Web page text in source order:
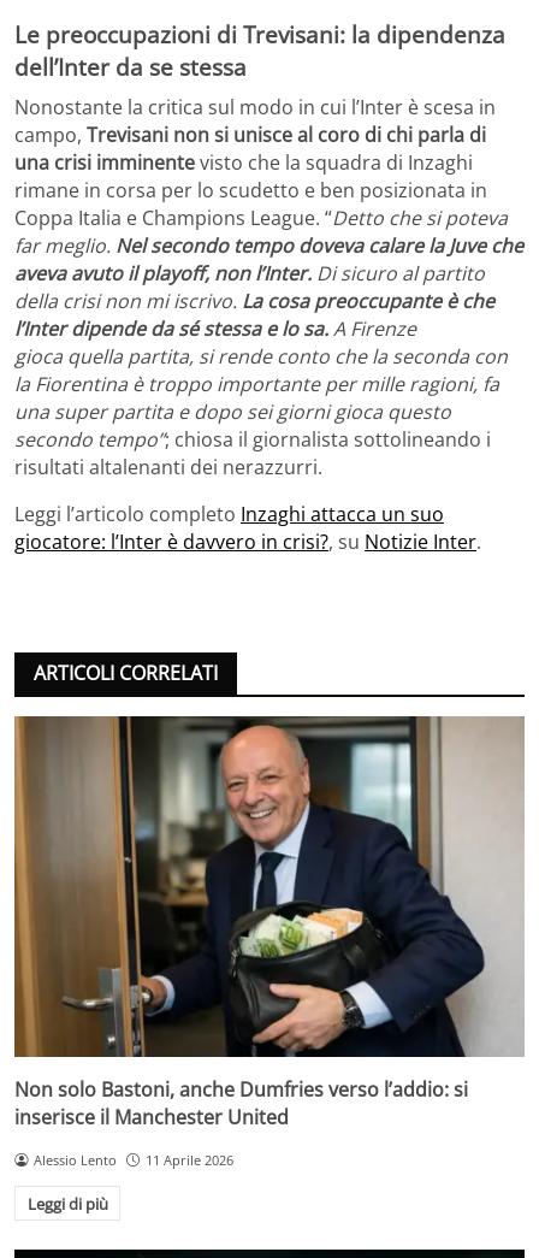
Le preoccupazioni di Trevisani: la dipendenza
dell’Inter da se stessa
Nonostante la critica sul modo in cui l’Inter è scesa in
campo, Trevisani non si unisce al coro di chi parla di
una crisi imminentevisto che la squadra di Inzaghi
rimane in corsa per lo scudetto e ben posizionata in
Coppa Italia e Champions League. “Detto che si poteva
far meglio. Nel secondo tempo doveva calare la Juve che
aveva avuto il playoff, non l’Inter. Di sicuro al partito
della crisi non mi iscrivo. La cosa preoccupante è che
l’Inter dipende da sé stessa e lo sa.A Firenze
gioca quella partita, si rende conto che la seconda con
la Fiorentina è troppo importante per mille ragioni, fa
una super partita e dopo sei giorni gioca questo
secondo tempo”; chiosa il giornalista sottolineando i
risultati altalenanti dei nerazzurri.
Leggi l’articolo completo Inzaghi attacca un suo
giocatore: l’Inter è davvero in crisi?, su Notizie Inter.
ARTICOLI CORRELATI
Non solo Bastoni, anche Dumfries verso l’addio: si
inserisce il Manchester United
Alessio Lento 11 Aprile 2026
Leggi di più